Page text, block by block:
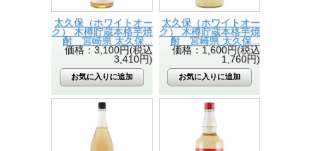
太久保（ホワイトオー
ク） 木樽貯蔵本格芋焼
酎 宮崎県 太久保...
価格：3,100円(税込
3,410円)
太久保（ホワイトオー
ク） 木樽貯蔵本格芋焼
酎 宮崎県 太久保...
価格：1,600円(税込
1,760円)